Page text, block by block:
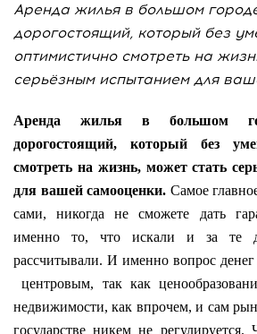
Аренда жилья в большом
дорогостоящий, который без
оптимистично смотреть на
серьёзным испытанием для
Аренда жилья в большом
дорогостоящий, который без
смотреть на жизнь, может стать
для вашей самооценки. Самое
сами, никогда не сможете дать
именно то, что искали и за те
рассчитывали. И именно вопрос денег
центровым, так как
недвижимости, как впрочем, и сам
государстве никем не